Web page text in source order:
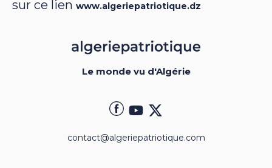
sur ce lien www.algeriepatriotique.dz
Le monde vu d'Algérie
contact@algeriepatriotique.com